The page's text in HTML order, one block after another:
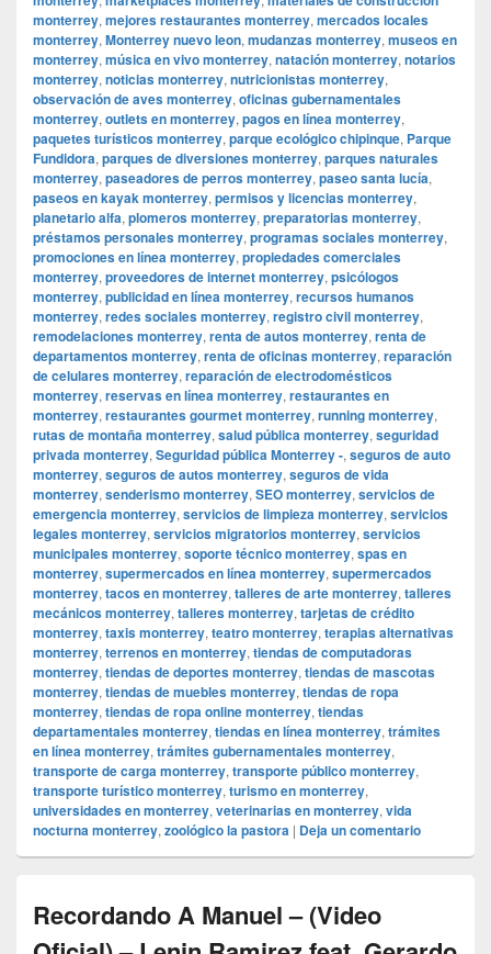
monterrey, mejores restaurantes monterrey, mercados locales
monterrey, Monterrey nuevo leon, mudanzas monterrey, museos en
monterrey, música en vivo monterrey, natación monterrey, notarios
monterrey, noticias monterrey, nutricionistas monterrey,
observación de aves monterrey, oficinas gubernamentales
monterrey, outlets en monterrey, pagos en línea monterrey,
paquetes turísticos monterrey, parque ecológico chipinque, Parque
Fundidora, parques de diversiones monterrey, parques naturales
monterrey, paseadores de perros monterrey, paseo santa lucía,
paseos en kayak monterrey, permisos y licencias monterrey,
planetario alfa, plomeros monterrey, preparatorias monterrey,
préstamos personales monterrey, programas sociales monterrey,
promociones en línea monterrey, propiedades comerciales
monterrey, proveedores de internet monterrey, psicólogos
monterrey, publicidad en línea monterrey, recursos humanos
monterrey, redes sociales monterrey, registro civil monterrey,
remodelaciones monterrey, renta de autos monterrey, renta de
departamentos monterrey, renta de oficinas monterrey, reparación
de celulares monterrey, reparación de electrodomésticos
monterrey, reservas en línea monterrey, restaurantes en
monterrey, restaurantes gourmet monterrey, running monterrey,
rutas de montaña monterrey, salud pública monterrey, seguridad
privada monterrey, Seguridad pública Monterrey -, seguros de auto
monterrey, seguros de autos monterrey, seguros de vida
monterrey, senderismo monterrey, SEO monterrey, servicios de
emergencia monterrey, servicios de limpieza monterrey, servicios
legales monterrey, servicios migratorios monterrey, servicios
municipales monterrey, soporte técnico monterrey, spas en
monterrey, supermercados en línea monterrey, supermercados
monterrey, tacos en monterrey, talleres de arte monterrey, talleres
mecánicos monterrey, talleres monterrey, tarjetas de crédito
monterrey, taxis monterrey, teatro monterrey, terapias alternativas
monterrey, terrenos en monterrey, tiendas de computadoras
monterrey, tiendas de deportes monterrey, tiendas de mascotas
monterrey, tiendas de muebles monterrey, tiendas de ropa
monterrey, tiendas de ropa online monterrey, tiendas
departamentales monterrey, tiendas en línea monterrey, trámites
en línea monterrey, trámites gubernamentales monterrey,
transporte de carga monterrey, transporte público monterrey,
transporte turístico monterrey, turismo en monterrey,
universidades en monterrey, veterinarias en monterrey, vida
nocturna monterrey, zoológico la pastora | Deja un comentario
Recordando A Manuel – (Video